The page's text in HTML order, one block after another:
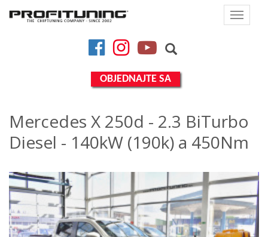
Toggle
FacebookInstagramYouTube
OBJEDNAJTE SA
Mercedes X 250d - 2.3 BiTurbo
Diesel - 140kW (190k) a 450Nm